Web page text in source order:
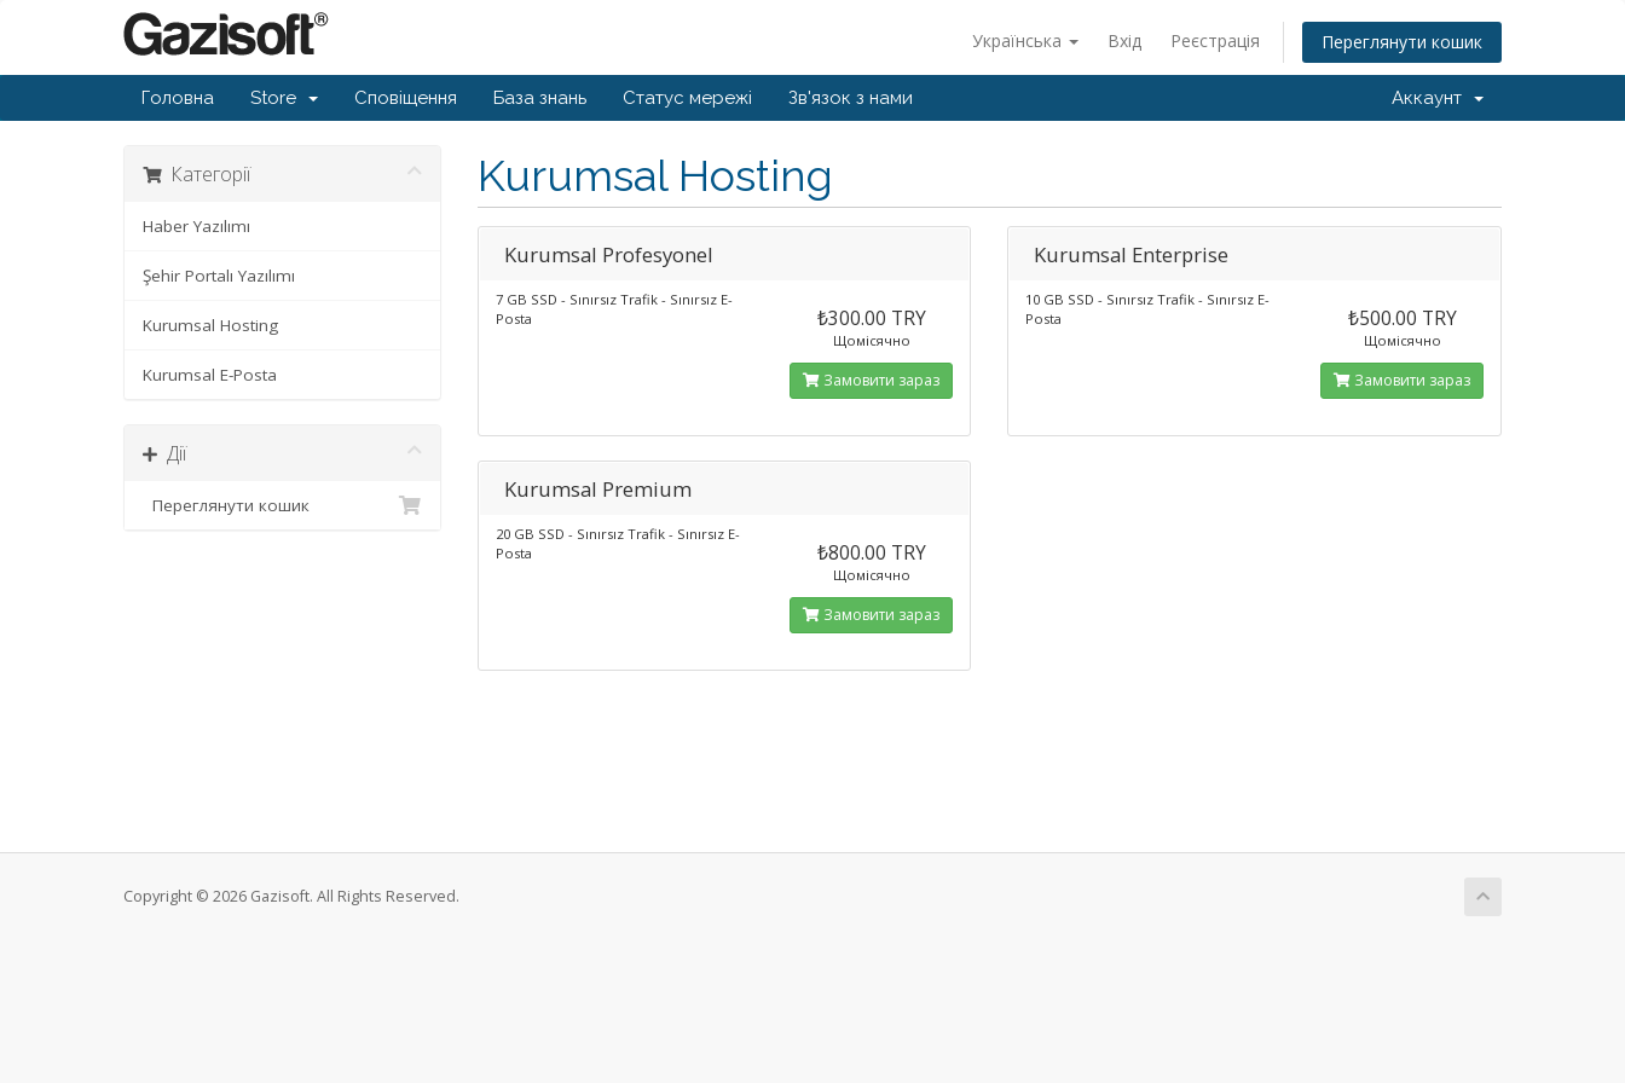
Українська Вхід Реєстрація Переглянути кошик
Головна Store Сповіщення База знань Статус мережі Зв'язок з нами Аккаунт
Категорії
Haber Yazılımı
Şehir Portalı Yazılımı
Kurumsal Hosting
Kurumsal E-Posta
Дії
Переглянути кошик
Kurumsal Hosting
Kurumsal Profesyonel
7 GB SSD - Sınırsız Trafik - Sınırsız E-
Posta
₺300.00 TRY
Щомісячно
Замовити зараз
Kurumsal Enterprise
10 GB SSD - Sınırsız Trafik - Sınırsız E-
Posta
₺500.00 TRY
Щомісячно
Замовити зараз
Kurumsal Premium
20 GB SSD - Sınırsız Trafik - Sınırsız E-
Posta
₺800.00 TRY
Щомісячно
Замовити зараз
Copyright © 2026 Gazisoft. All Rights Reserved.